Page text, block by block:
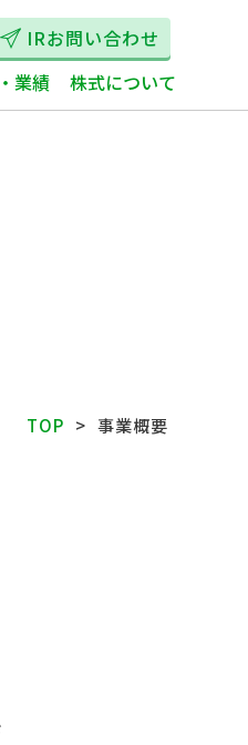
業績 株式について
IRお問い合わせ
TOP 事業概要